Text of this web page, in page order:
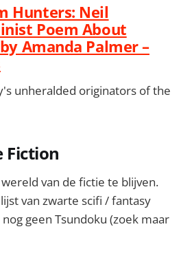
Hunters: Neil
Poem About
Amanda Palmer –
unheralded originators of the
Fiction
van de fictie te blijven.
van zwarte scifi / fantasy
geen Tsundoku (zoek maar